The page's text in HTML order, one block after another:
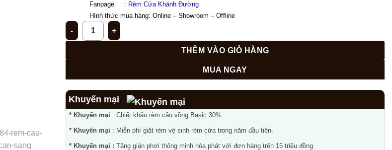
Fanpage     : Rèm Cửa Khánh Đường
Hình thức mua hàng: Online – Showroom – Offline
Giới thiệu mẫu rèm cầu vồng chống nắng tại UBND xã Tam Hưng SO584 số lượng
THÊM VÀO GIỎ HÀNG
MUA NGAY
Khuyến mại
* Khuyến mại : Chiết khấu rèm cầu vồng Basic 30%
* Khuyến mại : Miễn phí giặt rèm vệ sinh rèm cửa trong năm đầu tiên.
* Khuyến mại : Tặng giàn phơi thông minh hòa phát với đơn hàng trên 15 triệu đồng